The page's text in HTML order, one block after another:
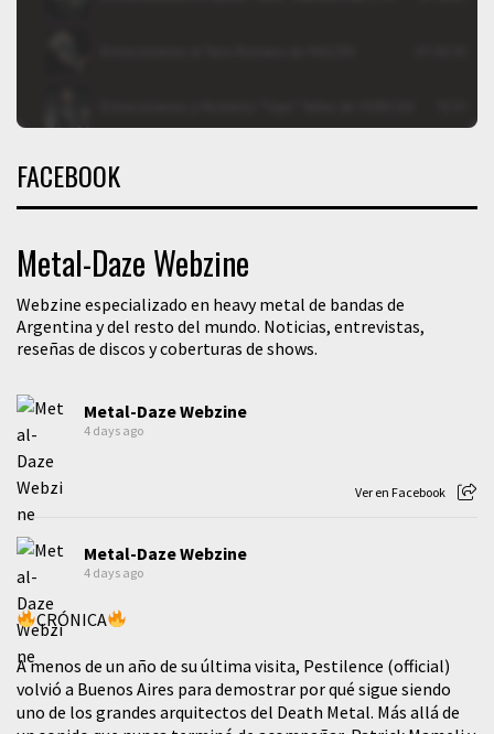
FACEBOOK
Metal-Daze Webzine
Webzine especializado en heavy metal de bandas de
Argentina y del resto del mundo. Noticias, entrevistas,
reseñas de discos y coberturas de shows.
Metal-Daze Webzine
4 days ago
Ver en Facebook
Metal-Daze Webzine
4 days ago
CRÓNICA
A menos de un año de su última visita, Pestilence (official)
volvió a Buenos Aires para demostrar por qué sigue siendo
uno de los grandes arquitectos del Death Metal. Más allá de